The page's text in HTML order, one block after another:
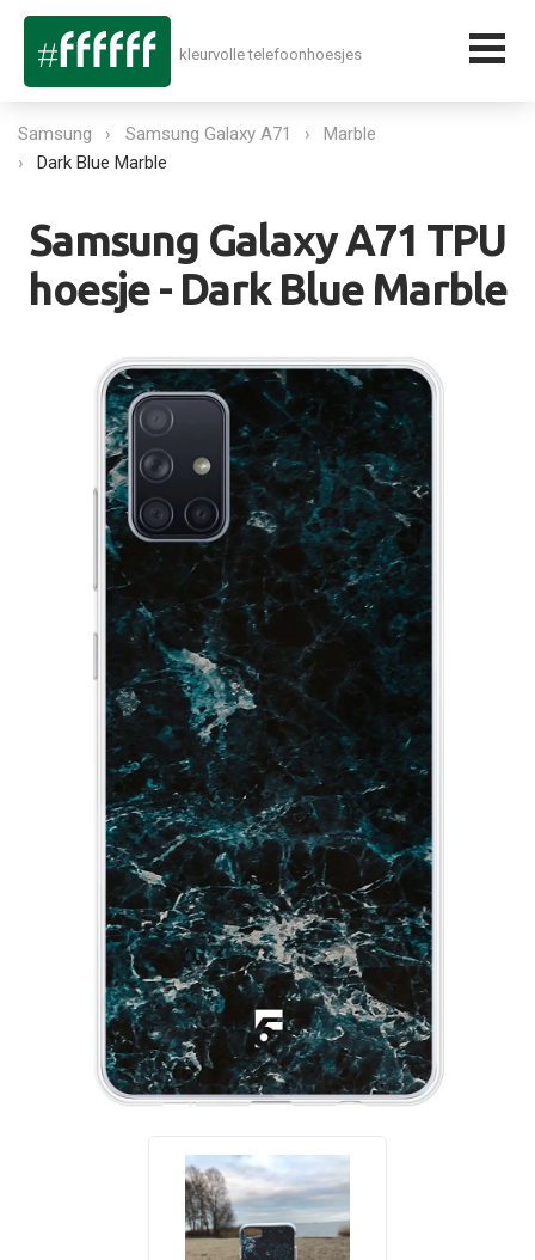
kleurvolle telefoonhoesjes
Samsung Samsung Galaxy A71
Marble
Dark Blue Marble
Samsung Galaxy A71 TPU
hoesje - Dark Blue Marble